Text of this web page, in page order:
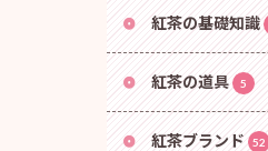
紅茶の基礎知識
紅茶の道具 5
紅茶ブランド 52